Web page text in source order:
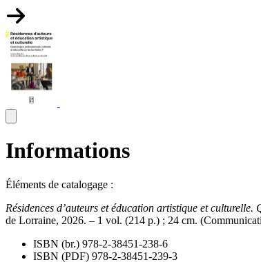
Informations
Éléments de catalogage :
Résidences d’auteurs et éducation artistique et
de Lorraine, 2026. – 1 vol. (214 p.) ; 24 cm.
ISBN (br.) 978-2-38451-238-6
ISBN (PDF) 978-2-38451-239-3